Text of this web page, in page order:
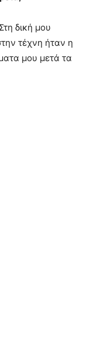
δική μου
τέχνη ήταν η
μου μετά τα